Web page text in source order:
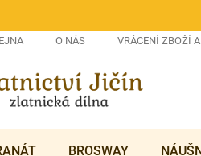
O NÁS VRÁCENÍ ZBOŽÍ
BROSWAY